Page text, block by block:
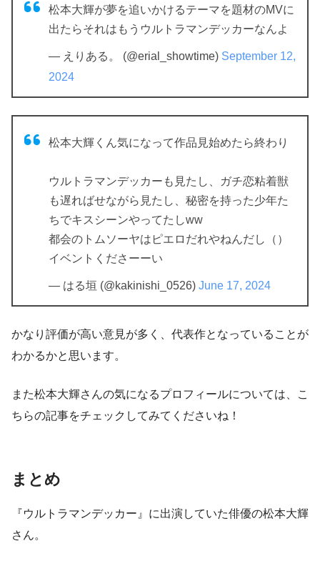
松本大輝が夢を追いかけるテーマを題材のMVに
出たらそれはもうウルトラマンデッカーなんよ
— えりある。 (@erial_showtime) September 12,
2024
松本大輝くん気になって作品見始めたら終わり
ウルトラマンデッカーも見たし、ガチ恋粘着獣
も遅ればせながら見たし、秘密を持った少年た
ちでキスシーンやってたしww
都会のトムソーヤはピエロだれやねんだし（）
イベントくださーーい
— はる垣 (@kakinishi_0526) June 17, 2024
かなり評価が高い意見が多く、代表作となっていることが
わかるかと思います。
また松本大輝さんの気になるプロフィールについては、こ
ちらの記事をチェックしてみてくださいね！
まとめ
『ウルトラマンデッカー』に出演していた俳優の松本大輝
さん。